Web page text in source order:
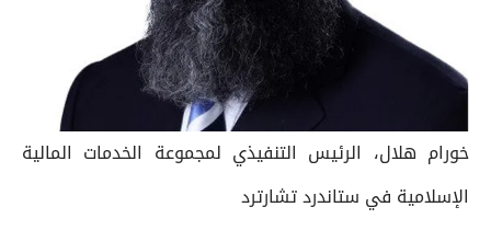
خورام هلال، الرئيس التنفيذي لمجموعة الخدمات المالية
الإسلامية في ستاندرد تشارترد